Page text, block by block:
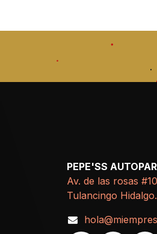
PEPE'SS
Av. de las rosas
Tulancingo Hidalgo.